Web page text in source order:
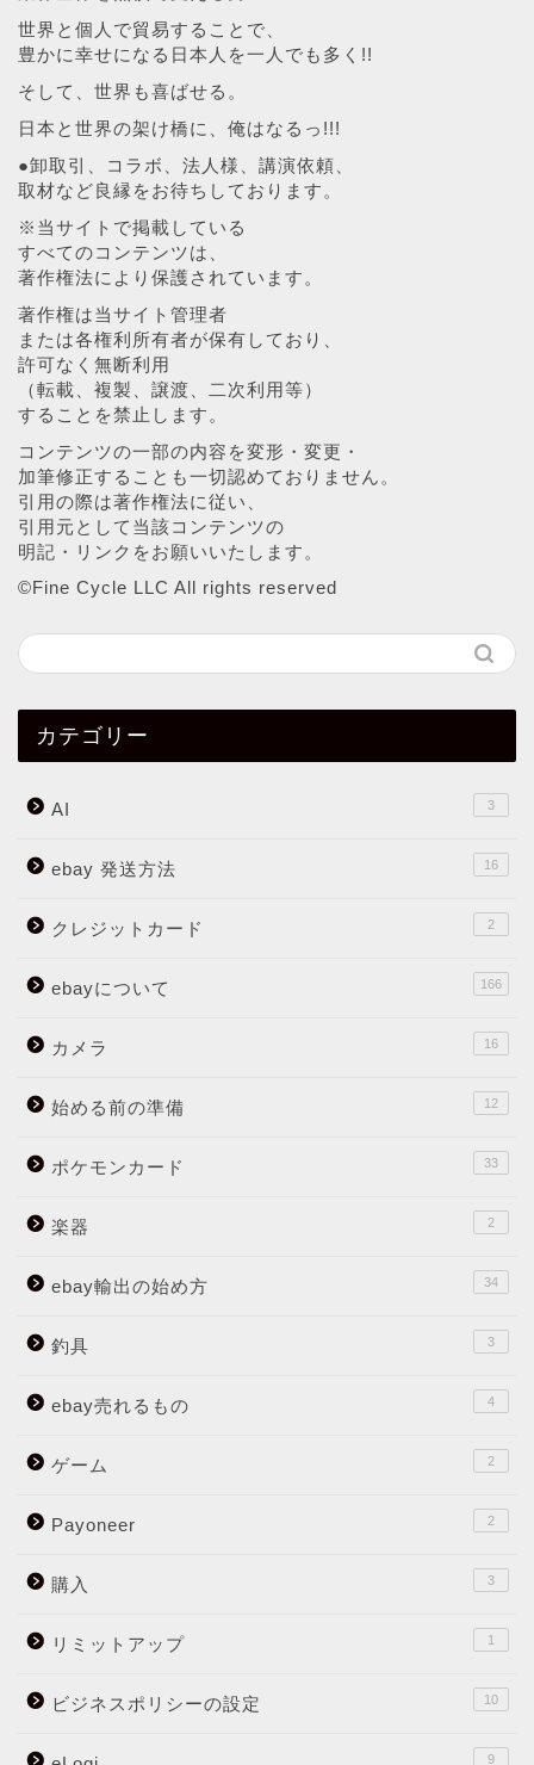
世界と個人で貿易することで、
豊かに幸せになる日本人を一人でも多く!!
そして、世界も喜ばせる。
日本と世界の架け橋に、俺はなるっ!!!
●卸取引、コラボ、法人様、講演依頼、
取材など良縁をお待ちしております。
※当サイトで掲載している
すべてのコンテンツは、
著作権法により保護されています。
著作権は当サイト管理者
または各権利所有者が保有しており、
許可なく無断利用
（転載、複製、譲渡、二次利用等）
することを禁止します。
コンテンツの一部の内容を変形・変更・
加筆修正することも一切認めておりません。
引用の際は著作権法に従い、
引用元として当該コンテンツの
明記・リンクをお願いいたします。
©︎Fine Cycle LLC All rights reserved
カテゴリー
AI 3
ebay 発送方法 16
クレジットカード 2
ebayについて 166
カメラ 16
始める前の準備 12
ポケモンカード 33
楽器 2
ebay輸出の始め方 34
釣具 3
ebay売れるもの 4
ゲーム 2
Payoneer 2
購入 3
リミットアップ 1
ビジネスポリシーの設定 10
9